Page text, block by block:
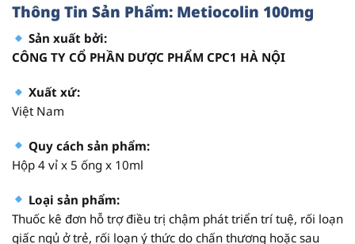
Thông Tin Sản Phẩm: Metiocolin 100mg
Sản xuất bởi:
CÔNG TY CỔ PHẦN DƯỢC PHẨM CPC1 HÀ NỘI
Xuất xứ:
Việt Nam
Quy cách sản phẩm:
Hộp 4 vỉ x 5 ống x 10ml
Loại sản phẩm:
Thuốc kê đơn hỗ trợ điều trị chậm phát triển trí tuệ, rối loạn
giấc ngủ ở trẻ, rối loạn ý thức do chấn thương hoặc sau